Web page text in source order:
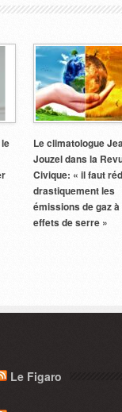
Le climatologue
Jouzel dans la
Civique: « il faut
drastiquement les
émissions de gaz à
effets de serre »
Le Figaro